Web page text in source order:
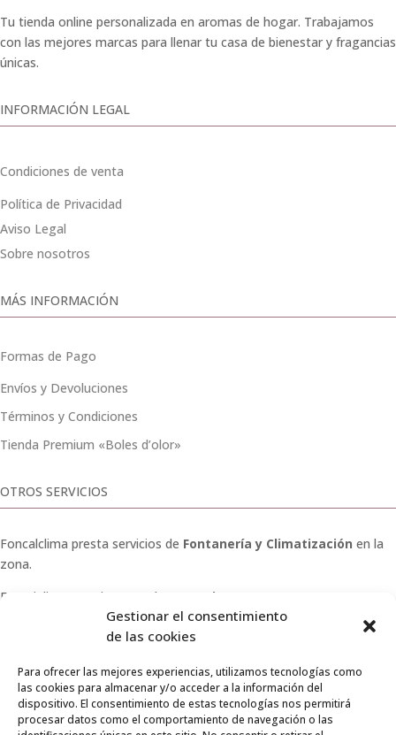
Gestionar el consentimiento
de las cookies
Para ofrecer las mejores experiencias, utilizamos tecnologías como
las cookies para almacenar y/o acceder a la información del
dispositivo. El consentimiento de estas tecnologías nos permitirá
procesar datos como el comportamiento de navegación o las
Tu tienda online personalizada en aromas de hogar. Trabajamos
con las mejores marcas para llenar tu casa de bienestar y fragancias
únicas.
INFORMACIÓN LEGAL
Condiciones de venta
Política de Privacidad
Aviso Legal
Sobre nosotros
MÁS INFORMACIÓN
Formas de Pago
Envíos y Devoluciones
Términos y Condiciones
Tienda Premium «Boles d’olor»
OTROS SERVICIOS
Foncalclima presta servicios de Fontanería y Climatización en la
zona.
Especialistas en sistemas de
Osmosis
Pide presupuesto sin compromiso o llámanos y haz tu